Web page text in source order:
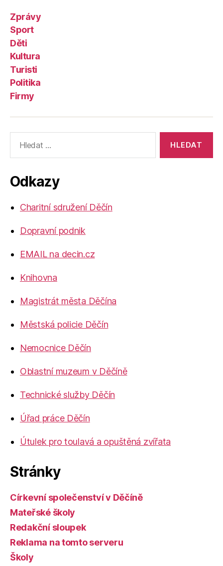
Zprávy
Sport
Děti
Kultura
Turisti
Politika
Firmy
vyhledávání:
Odkazy
Charitní sdružení Děčín
Dopravní podnik
EMAIL na decin.cz
Knihovna
Magistrát města Děčína
Městská policie Děčín
Nemocnice Děčín
Oblastní muzeum v Děčíně
Technické služby Děčín
Úřad práce Děčín
Útulek pro toulavá a opuštěná zvířata
Stránky
Církevní společenství v Děčíně
Mateřské školy
Redakční sloupek
Reklama na tomto serveru
Školy